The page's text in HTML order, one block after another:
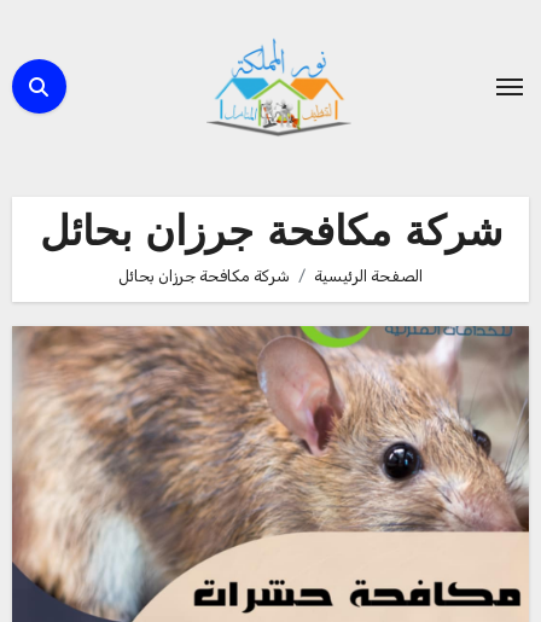
المحتوى
شركة مكافحة جرزان بحائل
الصفحة الرئيسية شركة مكافحة جرزان بحائل